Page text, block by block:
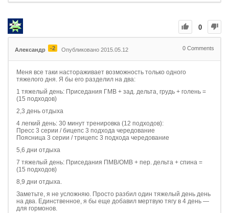
0
Александр -2 Опубликовано 2015.05.12 0 Comments
Меня все таки настораживает возможность только одного
тяжелого дня. Я бы его разделил на два:
1 тяжелый день: Приседания ГМВ + зад. дельта, грудь + голень =
(15 подходов)
2,3 день отдыха
4 легкий день: 30 минут тренировка (12 подходов):
Пресс 3 серии / бицепс 3 подхода чередование
Поясница 3 серии / трицепс 3 подхода чередование
5,6 дни отдыха
7 тяжелый день: Приседания ПМВ/ОМВ + пер. дельта + спина =
(15 подходов)
8,9 дни отдыха.
Заметьте, я не усложняю. Просто разбил один тяжелый день день
на два. Единственное, я бы еще добавил мертвую тягу в 4 день —
для гормонов.